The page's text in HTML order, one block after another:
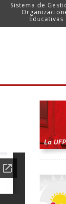
Sistema de
Educativas